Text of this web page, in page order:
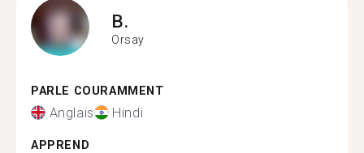
B.
Orsay
PARLE COURAMMENT
Anglais Hindi
APPREND